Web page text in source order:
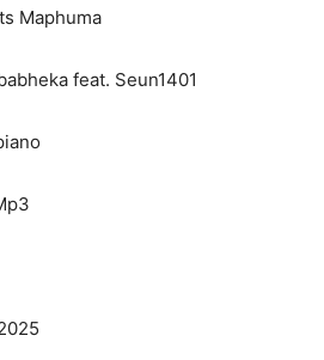
Maphuma
feat. Seun1401